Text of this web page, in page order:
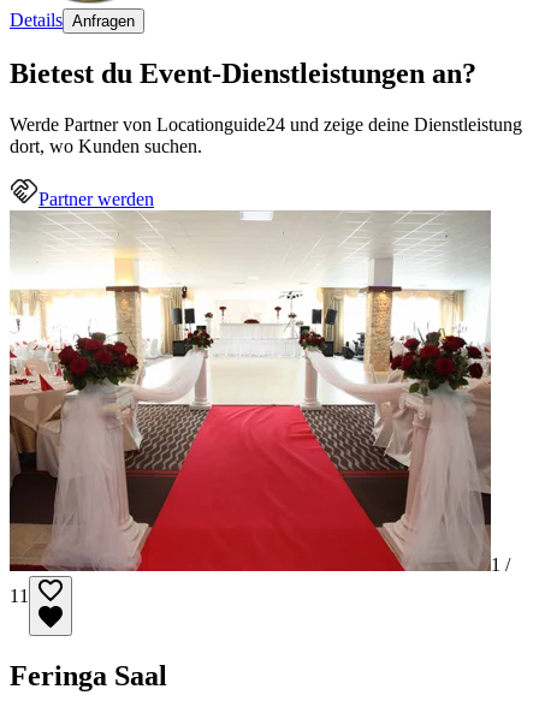
Details Anfragen
Bietest du Event-Dienstleistungen an?
Werde Partner von Locationguide24 und zeige deine Dienstleistung
dort, wo Kunden suchen.
Partner werden
1 /
11
Feringa Saal